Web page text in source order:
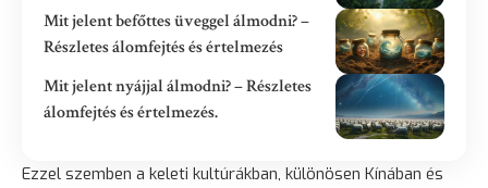
Mit jelent befőttes üveggel álmodni? –
Részletes álomfejtés és értelmezés
Mit jelent nyájjal álmodni? – Részletes
álomfejtés és értelmezés.
Ezzel szemben a keleti kultúrákban, különösen Kínában és